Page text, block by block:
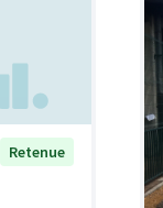
Retenue